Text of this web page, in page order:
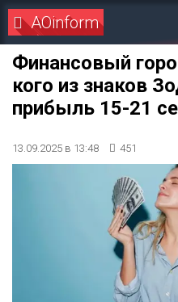
AOinform
Финансовый
кого из знаков
прибыль 15-21
13.09.2025 в 13:48 451